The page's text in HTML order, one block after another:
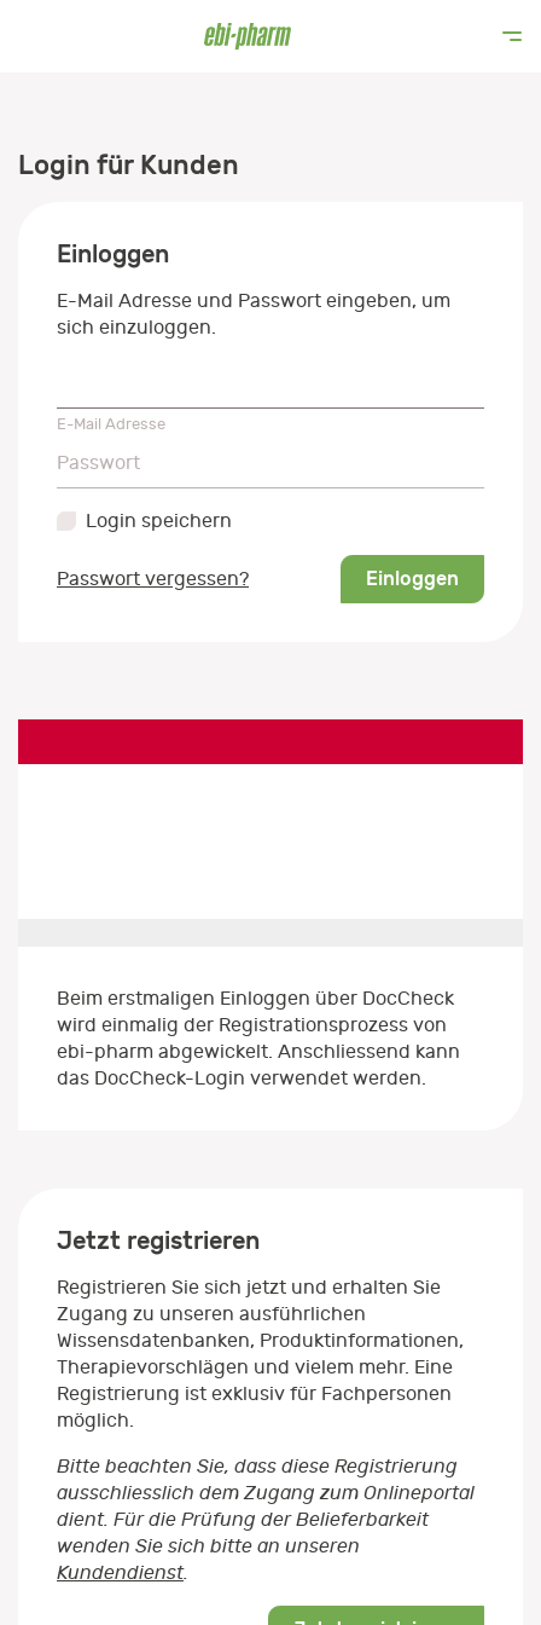
Login für Kunden
Einloggen
E-Mail Adresse und Passwort eingeben, um
sich einzuloggen.
E-Mail Adresse
Passwort
Passwort
Login speichern
Passwort vergessen? Einloggen
Beim erstmaligen Einloggen über DocCheck
wird einmalig der Registrationsprozess von
ebi-pharm abgewickelt. Anschliessend kann
das DocCheck-Login verwendet werden.
Jetzt registrieren
Registrieren Sie sich jetzt und erhalten Sie
Zugang zu unseren ausführlichen
Wissensdatenbanken, Produktinformationen,
Therapievorschlägen und vielem mehr. Eine
Registrierung ist exklusiv für Fachpersonen
möglich.
Bitte beachten Sie, dass diese Registrierung
ausschliesslich dem Zugang zum Onlineportal
dient. Für die Prüfung der Belieferbarkeit
wenden Sie sich bitte an unseren
Kundendienst.